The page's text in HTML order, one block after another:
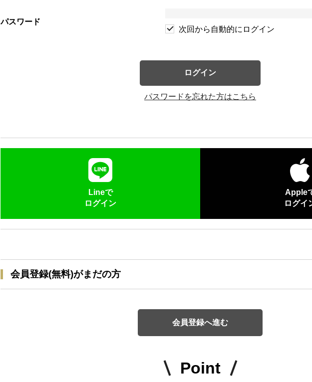
パスワード
次回から自動的にログイン
ログイン
パスワードを忘れた方はこちら
Lineで
ログイン
Apple
ログイ
会員登録(無料)がまだの方
会員登録へ進む
Point